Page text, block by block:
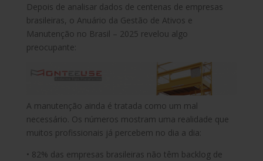
Depois de analisar dados de centenas de empresas
brasileiras, o Anuário da Gestão de Ativos e
Manutenção no Brasil – 2025 revelou algo
preocupante:
A manutenção ainda é tratada como um mal
necessário. Os números mostram uma realidade que
muitos profissionais já percebem no dia a dia:
• 82% das empresas brasileiras não têm backlog de